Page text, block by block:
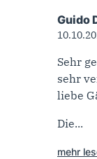
Guido
Sehr
sehr
liebe
Die...
mehr